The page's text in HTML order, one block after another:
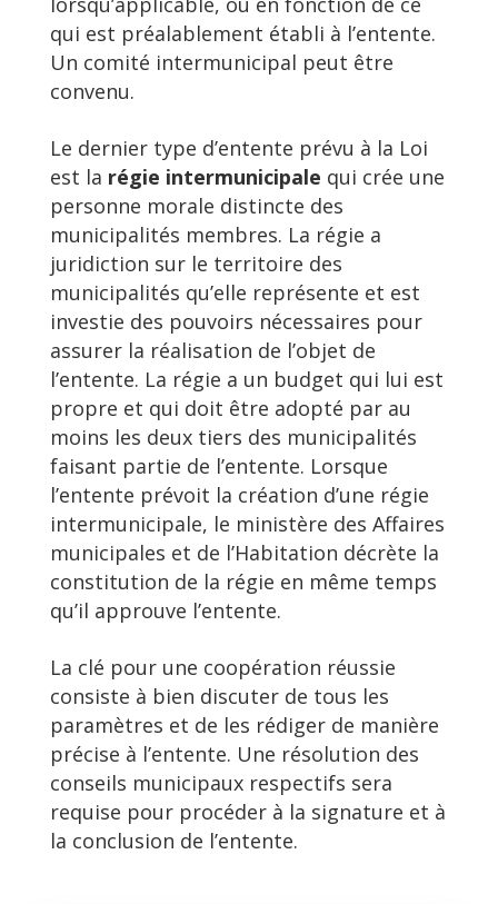
qui est préalablement établi à l’entente.
Un comité intermunicipal peut être
convenu.
Le dernier type d’entente prévu à la Loi
est la régie intermunicipale qui crée une
personne morale distincte des
municipalités membres. La régie a
juridiction sur le territoire des
municipalités qu’elle représente et est
investie des pouvoirs nécessaires pour
assurer la réalisation de l’objet de
l’entente. La régie a un budget qui lui est
propre et qui doit être adopté par au
moins les deux tiers des municipalités
faisant partie de l’entente. Lorsque
l’entente prévoit la création d’une régie
intermunicipale, le ministère des Affaires
municipales et de l’Habitation décrète la
constitution de la régie en même temps
qu’il approuve l’entente.
La clé pour une coopération réussie
consiste à bien discuter de tous les
paramètres et de les rédiger de manière
précise à l’entente. Une résolution des
conseils municipaux respectifs sera
requise pour procéder à la signature et à
la conclusion de l’entente.